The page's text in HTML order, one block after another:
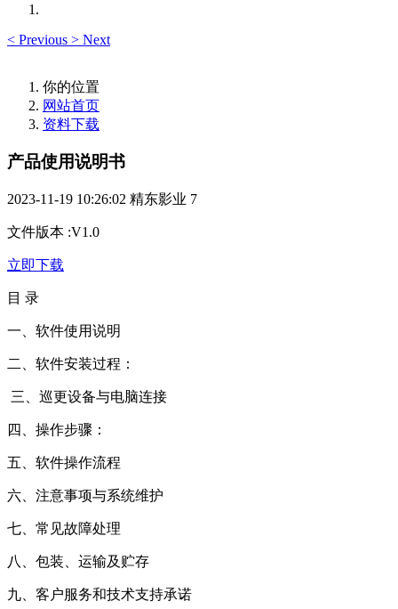
< Previous > Next
你的位置
网站首页
资料下载
产品使用说明书
2023-11-19 10:26:02 精东影业 7
文件版本 :V1.0
立即下载
目 录
一、软件使用说明
二、软件安装过程：
三、巡更设备与电脑连接
四、操作步骤：
五、软件操作流程
六、注意事项与系统维护
七、常见故障处理
八、包装、运输及贮存
九、客户服务和技术支持承诺